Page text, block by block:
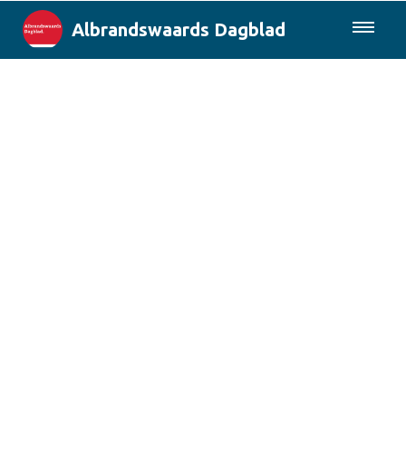
Albrandswaards Dagblad